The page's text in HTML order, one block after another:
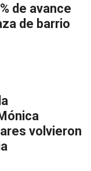
de avance
de barrio
volvieron